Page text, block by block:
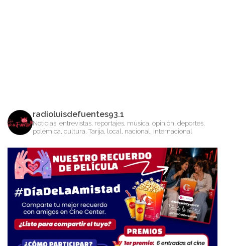
radioluisdefuentes93.1
Noticias, entrevistas, reportajes, música, opinión, deportes,
polémica, cultura, Tarija, local, nacional, internacional